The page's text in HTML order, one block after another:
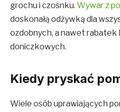
grochu i czosnku. Wywar z
doskonałą odżywką dla
ozdobnych, a nawet rabatek
doniczkowych.
Kiedy pryskać
Wiele osób uprawiających